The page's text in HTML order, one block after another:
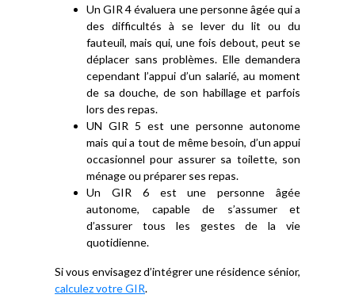
Un GIR 4 évaluera une personne âgée qui a
des difficultés à se lever du lit ou du
fauteuil, mais qui, une fois debout, peut se
déplacer sans problèmes. Elle demandera
cependant l’appui d’un salarié, au moment
de sa douche, de son habillage et parfois
lors des repas.
UN GIR 5 est une personne autonome
mais qui a tout de même besoin, d’un appui
occasionnel pour assurer sa toilette, son
ménage ou préparer ses repas.
Un GIR 6 est une personne âgée
autonome, capable de s’assumer et
d’assurer tous les gestes de la vie
quotidienne.
Si vous envisagez d’intégrer une résidence sénior,
calculez votre GIR.